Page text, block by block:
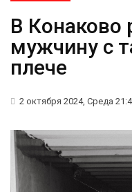
В Конаково
мужчину с
плече
2 октября 2024, Среда